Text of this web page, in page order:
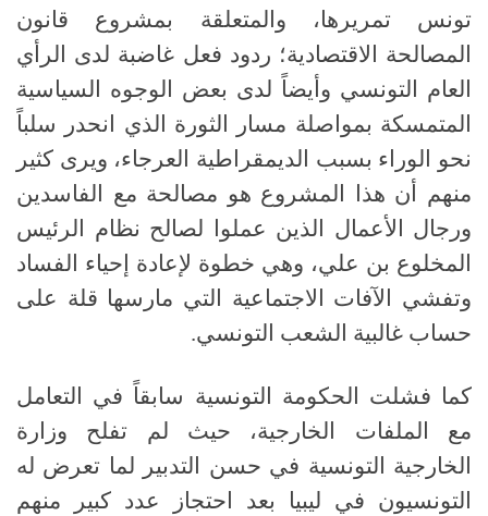
تونس تمريرها، والمتعلقة بمشروع قانون
المصالحة الاقتصادية؛ ردود فعل غاضبة لدى الرأي
العام التونسي وأيضاً لدى بعض الوجوه السياسية
المتمسكة بمواصلة مسار الثورة الذي انحدر سلباً
نحو الوراء بسبب الديمقراطية العرجاء، ويرى كثير
منهم أن هذا المشروع هو مصالحة مع الفاسدين
ورجال الأعمال الذين عملوا لصالح نظام الرئيس
المخلوع بن علي، وهي خطوة لإعادة إحياء الفساد
وتفشي الآفات الاجتماعية التي مارسها قلة على
حساب غالبية الشعب التونسي.
كما فشلت الحكومة التونسية سابقاً في التعامل
مع الملفات الخارجية، حيث لم تفلح وزارة
الخارجية التونسية في حسن التدبير لما تعرض له
التونسيون في ليبيا بعد احتجاز عدد كبير منهم